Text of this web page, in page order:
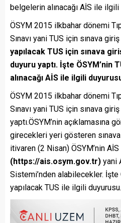
belgelerin alınacağı AİS ile ilgili
ÖSYM 2015 ilkbahar dönemi
Sınavı yani TUS için sınava
yapılacak TUS için sınava
duyuru yaptı. İşte ÖSYM’nin
alınacağı AİS ile ilgili
ÖSYM 2015 ilkbahar dönemi
Sınavı yani TUS için sınava
yaptı.ÖSYM’nin açıklamasına
girecekleri yeri gösteren
itivaren (2 Nisan) ÖSYM’nin
(https://ais.osym.gov.tr) yani
Sistemi’nden alabilecekler. İşte
yapılacak TUS ile ilgili